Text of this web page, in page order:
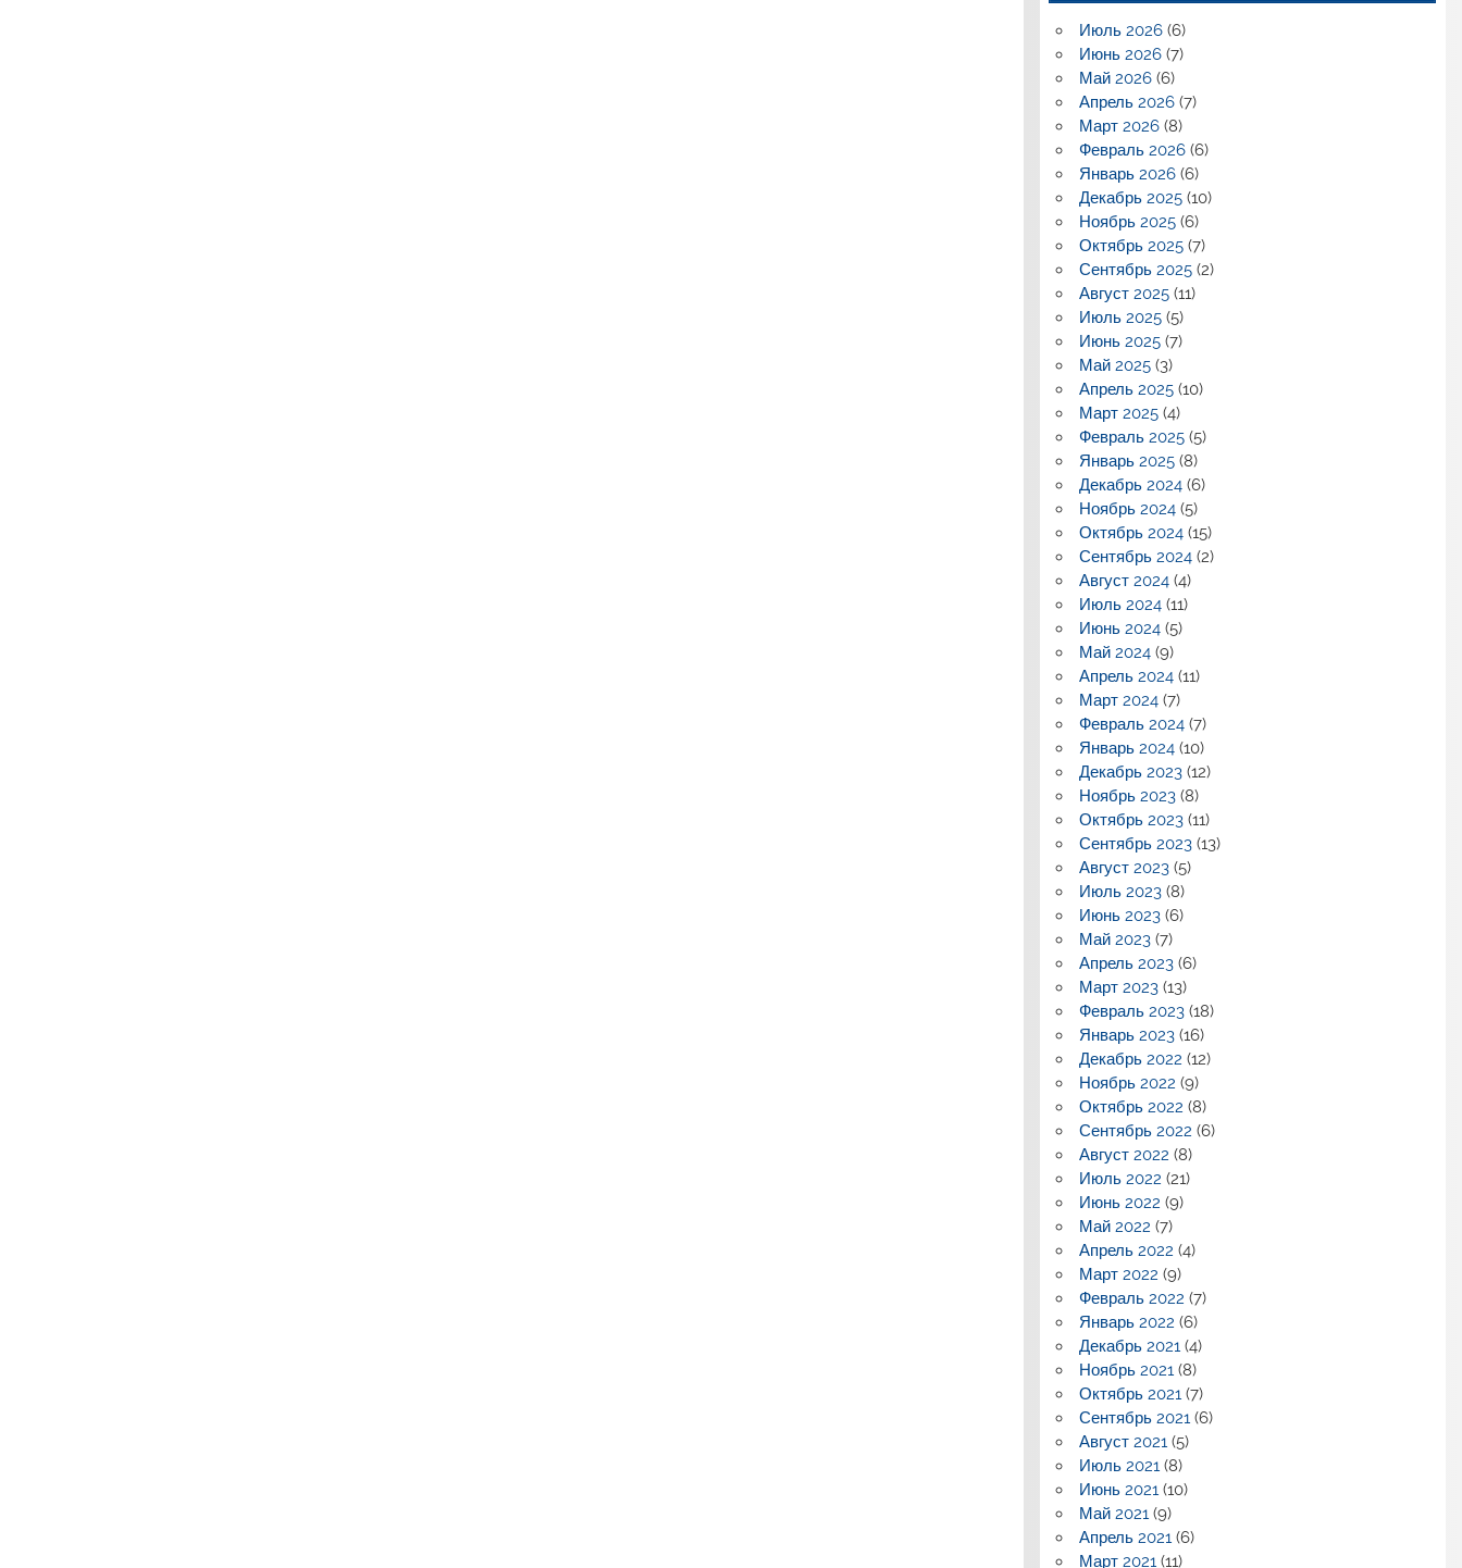
Июль 2026 (6)
Июнь 2026 (7)
Май 2026 (6)
Апрель 2026 (7)
Март 2026 (8)
Февраль 2026 (6)
Январь 2026 (6)
Декабрь 2025 (10)
Ноябрь 2025 (6)
Октябрь 2025 (7)
Сентябрь 2025 (2)
Август 2025 (11)
Июль 2025 (5)
Июнь 2025 (7)
Май 2025 (3)
Апрель 2025 (10)
Март 2025 (4)
Февраль 2025 (5)
Январь 2025 (8)
Декабрь 2024 (6)
Ноябрь 2024 (5)
Октябрь 2024 (15)
Сентябрь 2024 (2)
Август 2024 (4)
Июль 2024 (11)
Июнь 2024 (5)
Май 2024 (9)
Апрель 2024 (11)
Март 2024 (7)
Февраль 2024 (7)
Январь 2024 (10)
Декабрь 2023 (12)
Ноябрь 2023 (8)
Октябрь 2023 (11)
Сентябрь 2023 (13)
Август 2023 (5)
Июль 2023 (8)
Июнь 2023 (6)
Май 2023 (7)
Апрель 2023 (6)
Март 2023 (13)
Февраль 2023 (18)
Январь 2023 (16)
Декабрь 2022 (12)
Ноябрь 2022 (9)
Октябрь 2022 (8)
Сентябрь 2022 (6)
Август 2022 (8)
Июль 2022 (21)
Июнь 2022 (9)
Май 2022 (7)
Апрель 2022 (4)
Март 2022 (9)
Февраль 2022 (7)
Январь 2022 (6)
Декабрь 2021 (4)
Ноябрь 2021 (8)
Октябрь 2021 (7)
Сентябрь 2021 (6)
Август 2021 (5)
Июль 2021 (8)
Июнь 2021 (10)
Май 2021 (9)
Апрель 2021 (6)
Март 2021 (11)